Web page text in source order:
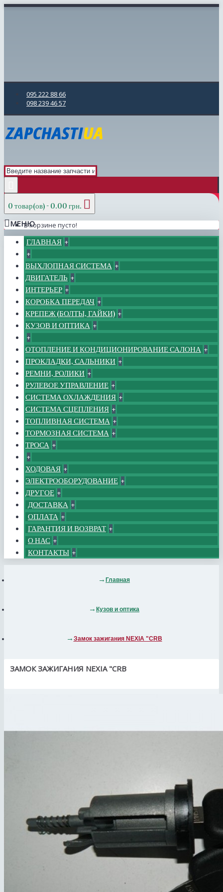
095 222 88 66
098 239 46 57
0 товар(ов) - 0.00 грн.
В корзине пусто!
МЕНЮ
ГЛАВНАЯ +
+
ВЫХЛОПНАЯ СИСТЕМА +
ДВИГАТЕЛЬ +
ИНТЕРЬЕР +
КОРОБКА ПЕРЕДАЧ +
КРЕПЕЖ (БОЛТЫ, ГАЙКИ) +
КУЗОВ И ОПТИКА +
+
ОТОПЛЕНИЕ И КОНДИЦИОНИРОВАНИЕ САЛОНА +
ПРОКЛАДКИ, САЛЬНИКИ +
РЕМНИ, РОЛИКИ +
РУЛЕВОЕ УПРАВЛЕНИЕ +
СИСТЕМА ОХЛАЖДЕНИЯ +
СИСТЕМА СЦЕПЛЕНИЯ +
ТОПЛИВНАЯ СИСТЕМА +
ТОРМОЗНАЯ СИСТЕМА +
ТРОСА +
+
ХОДОВАЯ +
ЭЛЕКТРООБОРУДОВАНИЕ +
ДРУГОЕ +
ДОСТАВКА +
ОПЛАТА +
ГАРАНТИЯ И ВОЗВРАТ +
О НАС +
КОНТАКТЫ +
Главная
Кузов и оптика
Замок зажигания NEXIA "CRB
ЗАМОК ЗАЖИГАНИЯ NEXIA "CRB